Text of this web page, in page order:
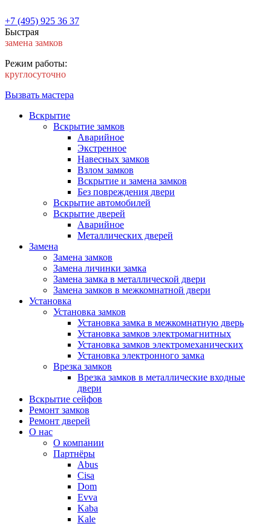
+7 (495) 925 36 37
Быстрая
замена замков
Режим работы:
круглосуточно
Вызвать мастера
Вскрытие
Вскрытие замков
Аварийное
Экстренное
Навесных замков
Взлом замков
Вскрытие и замена замков
Без повреждения двери
Вскрытие автомобилей
Вскрытие дверей
Аварийное
Металлических дверей
Замена
Замена замков
Замена личинки замка
Замена замка в металлической двери
Замена замков в межкомнатной двери
Установка
Установка замков
Установка замка в межкомнатную дверь
Установка замков электромагнитных
Установка замков электромеханических
Установка электронного замка
Врезка замков
Врезка замков в металлические входные
двери
Вскрытие сейфов
Ремонт замков
Ремонт дверей
О нас
О компании
Партнёры
Abus
Cisa
Dom
Evva
Kaba
Kale